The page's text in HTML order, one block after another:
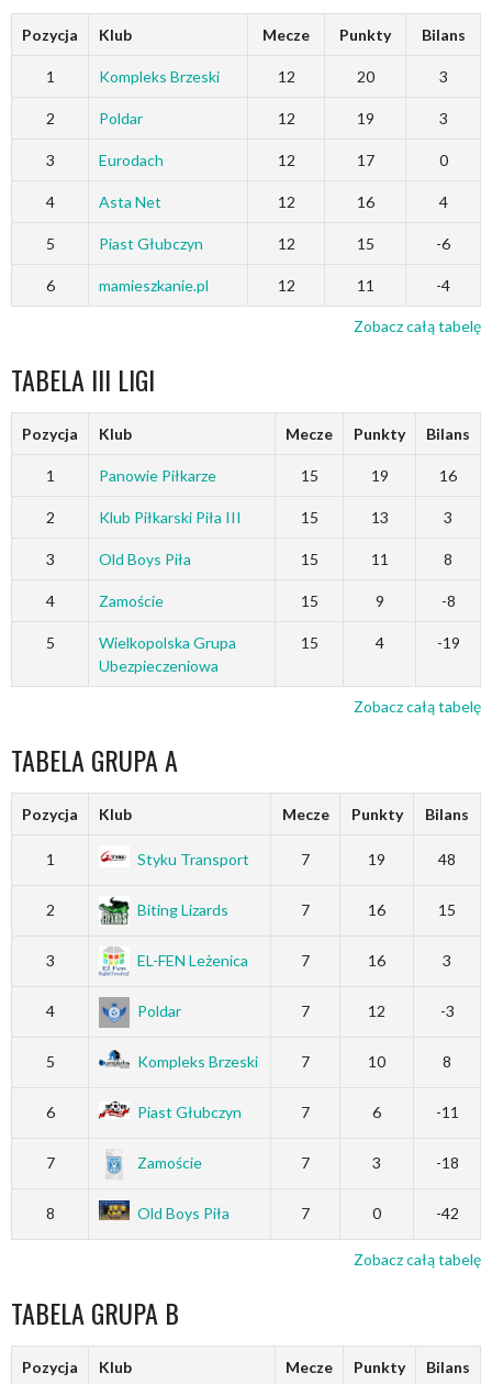
Pozycja Klub Mecze Punkty Bilans
1 Kompleks Brzeski 12 20 3
2 Poldar 12 19 3
3 Eurodach 12 17 0
4 Asta Net 12 16 4
5 Piast Głubczyn 12 15 -6
6 mamieszkanie.pl 12 11 -4
Zobacz całą tabelę
TABELA III LIGI
Pozycja Klub Mecze Punkty Bilans
1 Panowie Piłkarze 15 19 16
2 Klub Piłkarski Piła III 15 13 3
3 Old Boys Piła 15 11 8
4 Zamoście 15 9 -8
5
Wielkopolska Grupa
Ubezpieczeniowa
15 4 -19
Zobacz całą tabelę
TABELA GRUPA A
Pozycja Klub Mecze Punkty Bilans
1 Styku Transport 7 19 48
2 Biting Lizards 7 16 15
3 EL-FEN Leżenica 7 16 3
4 Poldar 7 12 -3
5 Kompleks Brzeski 7 10 8
6 Piast Głubczyn 7 6 -11
7 Zamoście 7 3 -18
8 Old Boys Piła 7 0 -42
Zobacz całą tabelę
TABELA GRUPA B
Pozycja Klub Mecze Punkty Bilans